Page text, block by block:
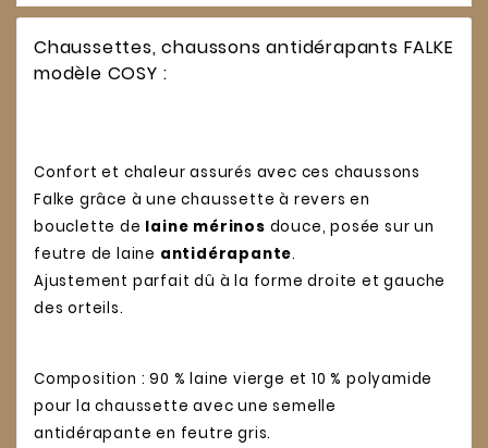
Chaussettes, chaussons antidérapants FALKE
modèle COSY :
Confort et chaleur assurés avec ces chaussons
Falke grâce à une chaussette à revers en
bouclette de laine mérinos douce, posée sur un
feutre de laine antidérapante.
Ajustement parfait dû à la forme droite et gauche
des orteils.
Composition : 90 % laine vierge et 10 % polyamide
pour la chaussette avec une semelle
antidérapante en feutre gris.